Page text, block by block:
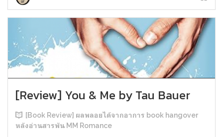
[Review] You & Me by Tau Bauer
[Book Review] ผลพลอยได้จากอาการ book hangover
หลังอ่านสารพัน MM Romance